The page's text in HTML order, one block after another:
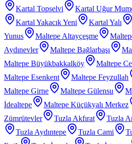
Kartal Topselvi
Kartal Uğur
Kartal Yakacık Yeni
Kartal Yalı
Yunus
Maltepe Altayçeşme
Aydınevler
Maltepe Bağlarbaşı
Maltepe Büyükbakkalköy
Maltepe
Maltepe Esenkent
Maltepe Feyzullah
Maltepe Girne
Maltepe Gülensu
İdealtepe
Maltepe Küçükyalı Merkez
Zümrütevler
Tuzla Akfırat Tuzla
Tuzla Aydıntepe
Tuzla Cami